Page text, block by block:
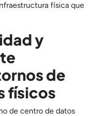
física que
y
de
físicos
de centro de datos